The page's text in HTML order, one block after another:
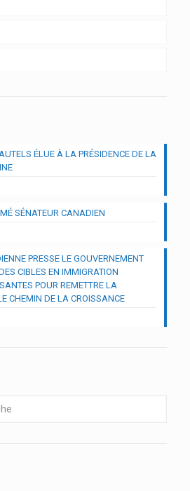
ÉLUE À LA PRÉSIDENCE DE LA
SÉNATEUR CANADIEN
PRESSE LE GOUVERNEMENT
CIBLES EN IMMIGRATION
POUR REMETTRE LA
CHEMIN DE LA CROISSANCE